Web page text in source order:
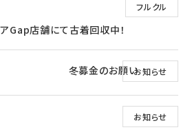
フルクル
アGap店舗にて古着回収中！
お知らせ
冬募金のお願い
お知らせ